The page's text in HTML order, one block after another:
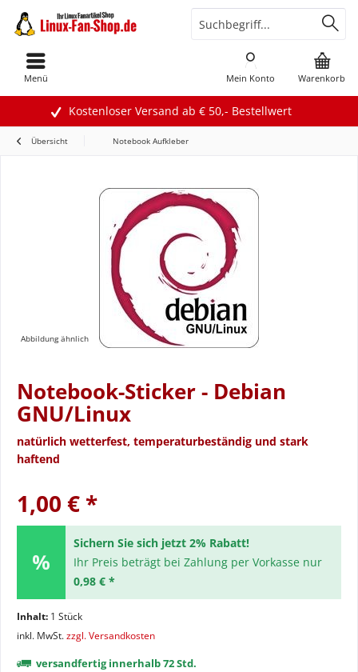
Kostenloser Versand ab € 50,- Bestellwert
Warenkorb
Mein Konto
Menü
Übersicht Notebook Aufkleber
Abbildung ähnlich
Notebook-Sticker - Debian
GNU/Linux
natürlich wetterfest, temperaturbeständig und stark
haftend
1,00 € *
Sichern Sie sich jetzt 2% Rabatt!
Ihr Preis beträgt bei Zahlung per Vorkasse nur
0,98 € *
Inhalt: 1 Stück
inkl. MwSt.zzgl. Versandkosten
versandfertig innerhalb 72 Std.